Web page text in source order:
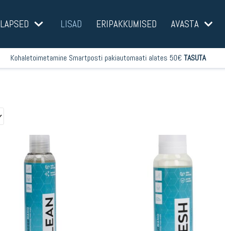
LAPSED LISAD ERIPAKKUMISED AVASTA
Kohaletoimetamine Smartposti pakiautomaati alates 50€ TASUTA